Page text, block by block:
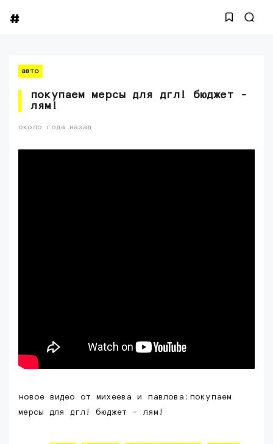
авто
покупаем мерсы для дгл! бюджет -
лям!
около года назад
новое видео от михеева и павлова:покупаем
мерсы для дгл! бюджет - лям!